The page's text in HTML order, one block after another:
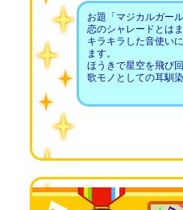
お題「マジカルガー
恋のシャレードとは
キラキラした音使い
ます。
ほうきで星空を飛び
歌モノとしての耳馴